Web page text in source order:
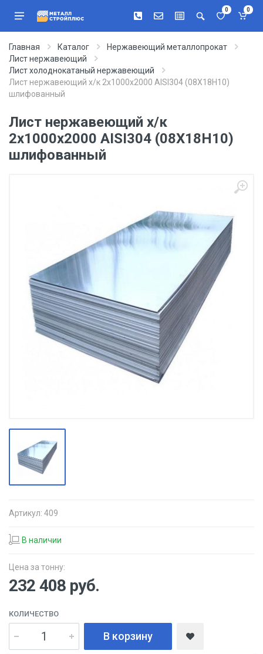
0 0
Главная Каталог
Нержавеющий металлопрокат
Лист нержавеющий
Лист холоднокатаный нержавеющий
Лист нержавеющий х/к 2х1000х2000 AISI304 (08Х18Н10)
шлифованный
Лист нержавеющий х/к
2х1000х2000 AISI304 (08Х18Н10)
шлифованный
Артикул: 409
В наличии
Цена за тонну:
232 408 руб.
КОЛИЧЕСТВО
В корзину